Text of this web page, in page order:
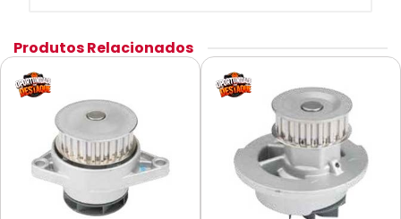
Produtos Relacionados